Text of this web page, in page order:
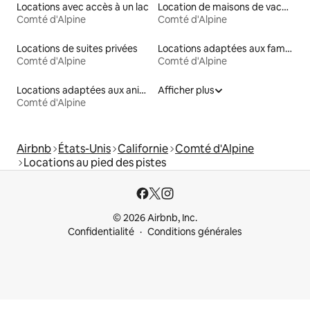
Locations avec accès à un lac
Comté d'Alpine
Location de maisons de vacances
Comté d'Alpine
Locations de suites privées
Comté d'Alpine
Locations adaptées aux familles
Comté d'Alpine
Locations adaptées aux animaux
Comté d'Alpine
Afficher plus
Airbnb États-Unis Californie Comté d'Alpine
Locations au pied des pistes
© 2026 Airbnb, Inc.
Confidentialité
Conditions générales